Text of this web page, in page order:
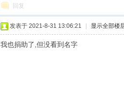
回复
发表于 2021-8-31 13:06:21 显示全部楼
我也捐助了,但没看到名字